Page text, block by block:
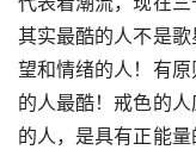
其实最酷的人不是
望和情绪的人！有
的人最酷！戒色的
的人，是具有正能